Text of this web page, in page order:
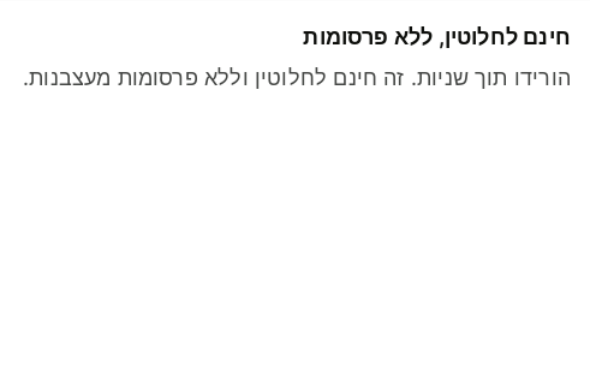
חינם לחלוטין, ללא פרסומות
הורידו תוך שניות. זה חינם לחלוטין וללא פרסומות מעצבנות.